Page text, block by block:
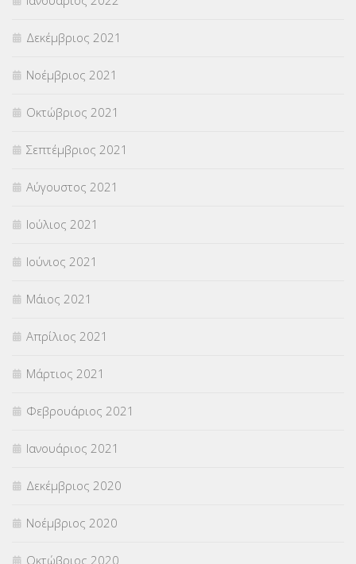
Δεκέμβριος 2021
Νοέμβριος 2021
Οκτώβριος 2021
Σεπτέμβριος 2021
Αύγουστος 2021
Ιούλιος 2021
Ιούνιος 2021
Μάιος 2021
Απρίλιος 2021
Μάρτιος 2021
Φεβρουάριος 2021
Ιανουάριος 2021
Δεκέμβριος 2020
Νοέμβριος 2020
Οκτώβριος 2020